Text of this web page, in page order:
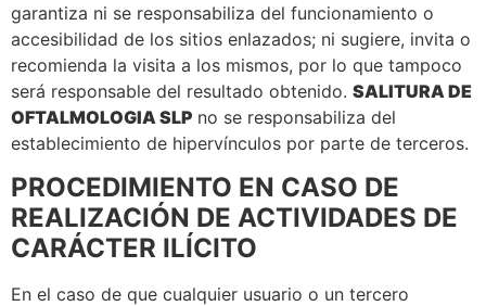
garantiza ni se responsabiliza del funcionamiento o
accesibilidad de los sitios enlazados; ni sugiere, invita o
recomienda la visita a los mismos, por lo que tampoco
será responsable del resultado obtenido. SALITURA DE
OFTALMOLOGIA SLP no se responsabiliza del
establecimiento de hipervínculos por parte de terceros.
PROCEDIMIENTO EN CASO DE
REALIZACIÓN DE ACTIVIDADES DE
CARÁCTER ILÍCITO
En el caso de que cualquier usuario o un tercero